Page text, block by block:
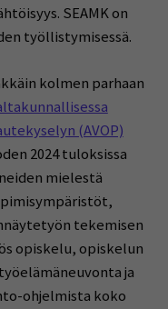
SEAMK on
työllistymisessä.
kolmen parhaan
(AVOP)
2024 tuloksissa
mielestä
tekemisen
opiskelu, opiskelun
ja
ohjelmista koko